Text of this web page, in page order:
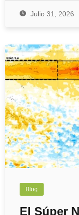
Julio 31, 2026
Blog
El Súper